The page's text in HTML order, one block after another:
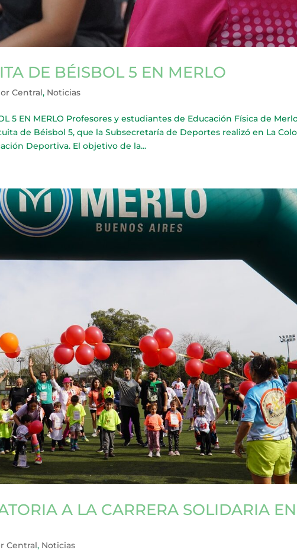
DE BÉISBOL 5 EN MERLO
Central, Noticias
5 EN MERLO Profesores y estudiantes de Educación Física de
de Béisbol 5, que la Subsecretaría de Deportes realizó en La
Deportiva. El objetivo de la...
A LA CARRERA SOLIDARIA EN
Central, Noticias